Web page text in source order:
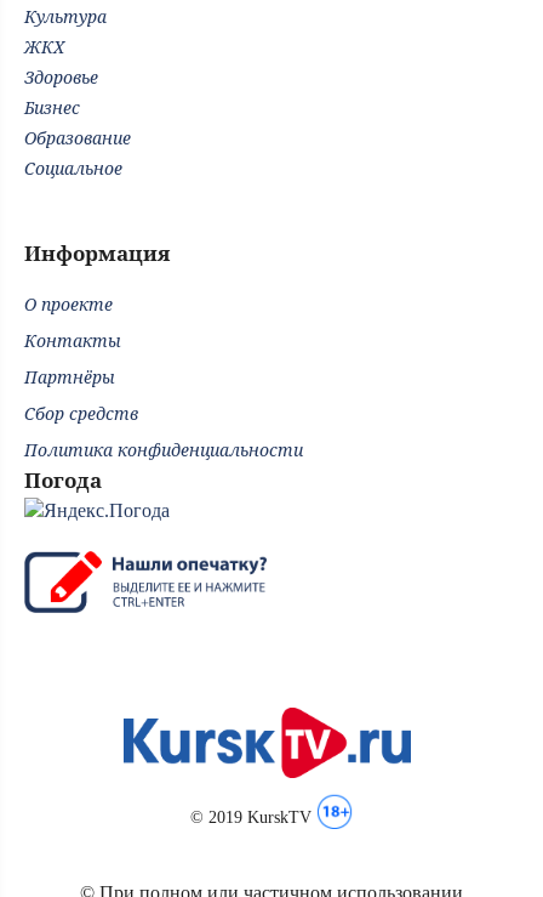
Культура
ЖКХ
Здоровье
Бизнес
Образование
Социальное
Информация
О проекте
Контакты
Партнёры
Сбор средств
Политика конфиденциальности
Погода
© 2019 KurskTV